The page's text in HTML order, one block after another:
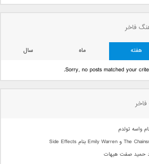
فاخر
هفته ماه
سال
Sorry, no posts matched your
واسه تولدم
حمید صفت هیهات